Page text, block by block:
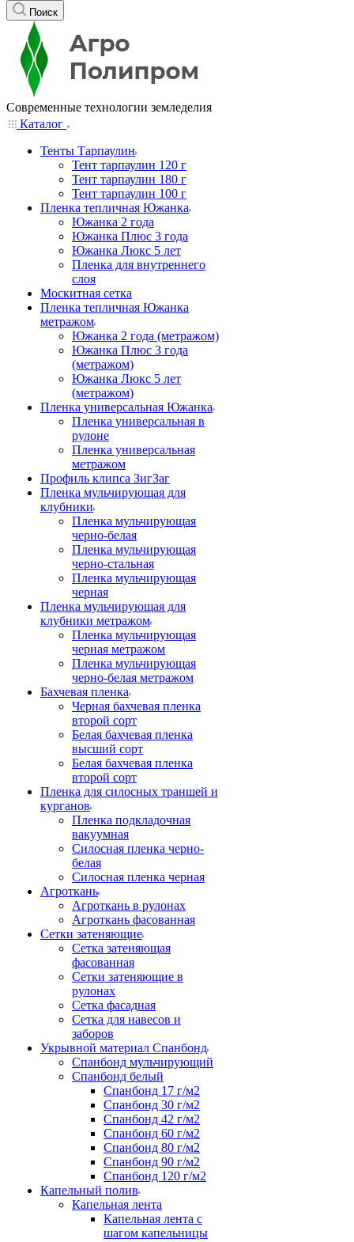
Поиск
Современные технологии земледелия
Каталог
Тенты Тарпаулин
Тент тарпаулин 120 г
Тент тарпаулин 180 г
Тент тарпаулин 100 г
Пленка тепличная Южанка
Южанка 2 года
Южанка Плюс 3 года
Южанка Люкс 5 лет
Пленка для внутреннего
слоя
Москитная сетка
Пленка тепличная Южанка
метражом
Южанка 2 года (метражом)
Южанка Плюс 3 года
(метражом)
Южанка Люкс 5 лет
(метражом)
Пленка универсальная Южанка
Пленка универсальная в
рулоне
Пленка универсальная
метражом
Профиль клипса ЗигЗаг
Пленка мульчирующая для
клубники
Пленка мульчирующая
черно-белая
Пленка мульчирующая
черно-стальная
Пленка мульчирующая
черная
Пленка мульчирующая для
клубники метражом
Пленка мульчирующая
черная метражом
Пленка мульчирующая
черно-белая метражом
Бахчевая пленка
Черная бахчевая пленка
второй сорт
Белая бахчевая пленка
высший сорт
Белая бахчевая пленка
второй сорт
Пленка для силосных траншей и
курганов
Пленка подкладочная
вакуумная
Силосная пленка черно-
белая
Силосная пленка черная
Агроткань
Агроткань в рулонах
Агроткань фасованная
Сетки затеняющие
Сетка затеняющая
фасованная
Сетки затеняющие в
рулонах
Сетка фасадная
Сетка для навесов и
заборов
Укрывной материал Спанбонд
Спанбонд мульчирующий
Спанбонд белый
Спанбонд 17 г/м2
Спанбонд 30 г/м2
Спанбонд 42 г/м2
Спанбонд 60 г/м2
Спанбонд 80 г/м2
Спанбонд 90 г/м2
Спанбонд 120 г/м2
Капельный полив
Капельная лента
Капельная лента с
шагом капельницы